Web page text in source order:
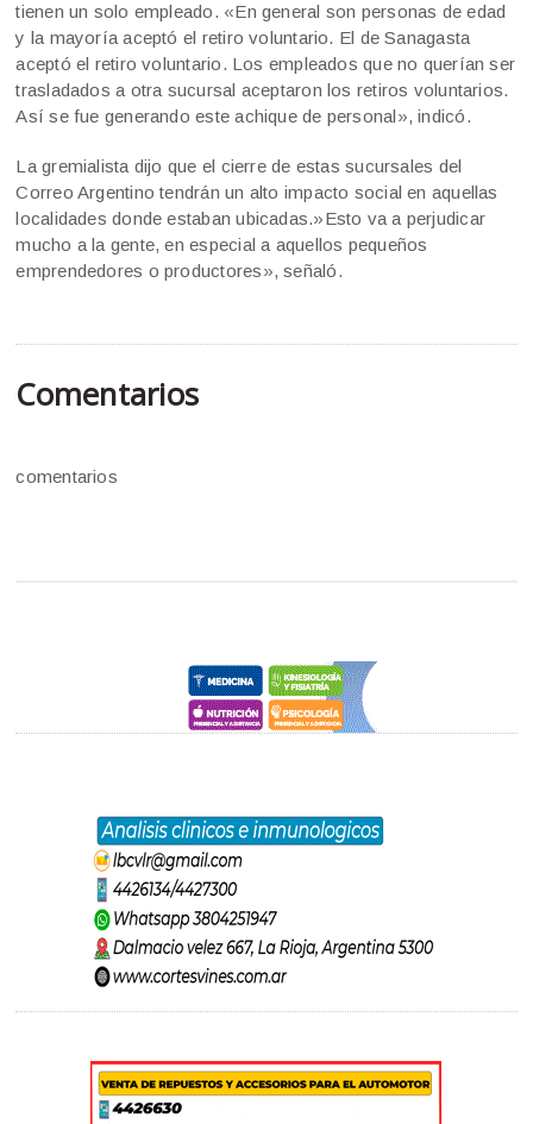
tienen un solo empleado. «En general son personas de edad
y la mayoría aceptó el retiro voluntario. El de Sanagasta
aceptó el retiro voluntario. Los empleados que no querían ser
trasladados a otra sucursal aceptaron los retiros voluntarios.
Así se fue generando este achique de personal», indicó.
La gremialista dijo que el cierre de estas sucursales del
Correo Argentino tendrán un alto impacto social en aquellas
localidades donde estaban ubicadas.»Esto va a perjudicar
mucho a la gente, en especial a aquellos pequeños
emprendedores o productores», señaló.
Comentarios
comentarios